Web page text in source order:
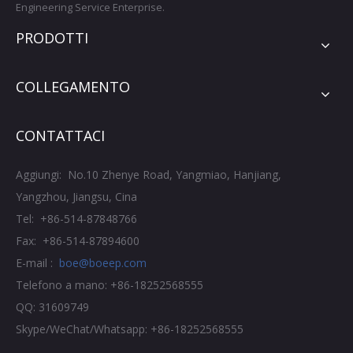
Engineering Service Enterprise.
PRODOTTI
COLLEGAMENTO
CONTATTACI
Aggiungi: No.10 Zhenye Road, Yangmiao, Hanjiang,
Yangzhou, Jiangsu, Cina
Tel: +86-514-87848766
Fax: +86-514-87894600
E-mail : boe@boeep.com
Telefono a mano: +86-18252568555
QQ: 31609749
Skype/WeChat/Whatsapp: +86-18252568555